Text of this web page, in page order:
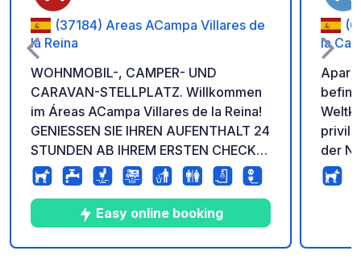
(37184) Areas ACampa Villares de
la Reina
WOHNMOBIL-, CAMPER- UND
CARAVAN-STELLPLATZ. Willkommen
im Áreas ACampa Villares de la Reina!
GENIESSEN SIE IHREN AUFENTHALT 24
STUNDEN AB IHREM ERSTEN CHECK-
IN. (z. B. 20:00–20:00 Uhr oder 0:00–
0:00 Uhr) Online-Zugang
ausschließlich über die Website. 1.
Registrieren (E-Mail, Kennzeichen und
Telefonnummer) 2. Wählen Sie Ihre
Easy online booking
la
der
aus